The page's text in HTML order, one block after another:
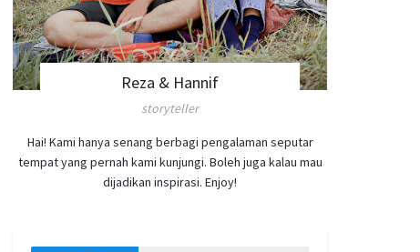
Reza & Hannif
storyteller
Hai! Kami hanya senang berbagi pengalaman seputar
tempat yang pernah kami kunjungi. Boleh juga kalau mau
dijadikan inspirasi. Enjoy!